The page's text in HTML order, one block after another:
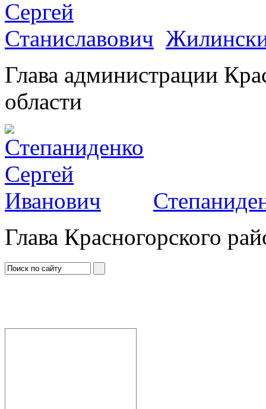
Глава администрации
области
Глава Красногорского